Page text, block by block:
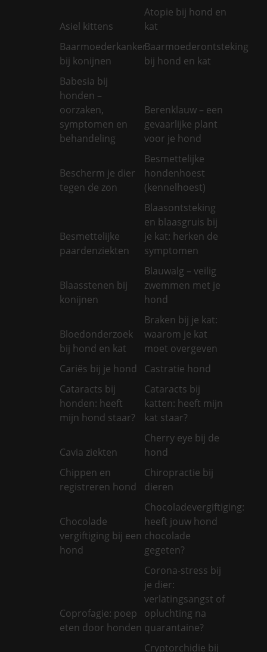
Asiel kittens
Atopie bij hond en
kat
Baarmoederkanker
bij konijnen
Baarmoederontsteking
bij hond en kat
Babesia bij
honden –
oorzaken,
symptomen en
behandeling
Berenklauw – een
gevaarlijke plant
voor je hond
Bescherm je dier
tegen de zon
Besmettelijke
hondenhoest
(kennelhoest)
Besmettelijke
paardenziekten
Blaasontsteking
en blaasgruis bij
je kat: herken de
symptomen
Blaasstenen bij
konijnen
Blauwalg – veilig
zwemmen met je
hond
Bloedonderzoek
bij hond en kat
Braken bij je kat:
waarom je kat
moet overgeven
Cariës bij je hond
Castratie hond
Cataracts bij
honden: heeft
mijn hond staar?
Cataracts bij
katten: heeft mijn
kat staar?
Cavia ziekten
Cherry eye bij de
hond
Chippen en
registreren hond
Chiropractie bij
dieren
Chocolade
vergiftiging bij een
hond
Chocoladevergiftiging:
heeft jouw hond
chocolade
gegeten?
Coprofagie: poep
eten door honden
Corona-stress bij
je dier:
verlatingsangst of
opluchting na
quarantaine?
Cryptorchidie bij